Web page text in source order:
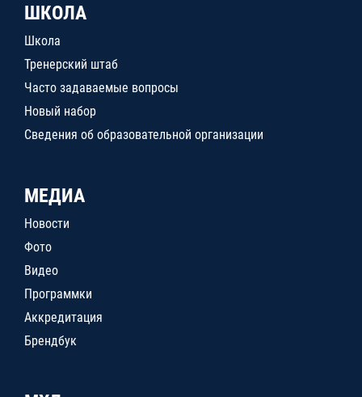
ШКОЛА
Школа
Тренерский штаб
Часто задаваемые вопросы
Новый набор
Сведения об образовательной организации
МЕДИА
Новости
Фото
Видео
Программки
Аккредитация
Брендбук